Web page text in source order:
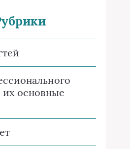
основные